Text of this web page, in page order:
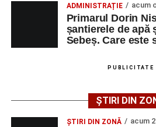
Mai jos puteți consulta lista
muncă disponibile în comuna
august 2026, precum și
ADMINISTRAȚIE acum
Primarul Dorin
șantierele de apă
Sebeș. Care este
PUBLICITATE
ȘTIRI DIN
ȘTIRI DIN ZONĂ acum